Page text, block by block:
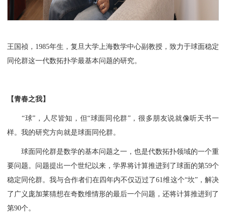
​王国祯，1985年生，复旦大学上海数学中心副教授，致力于球面稳定
同伦群这一代数拓扑学最基本问题的研究。
【青春之我】
“球”，人尽皆知，但“球面同伦群”，很多朋友说就像听天书一
样。我的研究方向就是球面同伦群。
球面同伦群是数学的基本问题之一，也是代数拓扑领域的一个重
要问题。问题提出一个世纪以来，学界将计算推进到了球面的第59个
稳定同伦群。我与合作者们在四年内不仅迈过了61维这个“坎”，解决
了广义庞加莱猜想在奇数维情形的最后一个问题，还将计算推进到了
第90个。